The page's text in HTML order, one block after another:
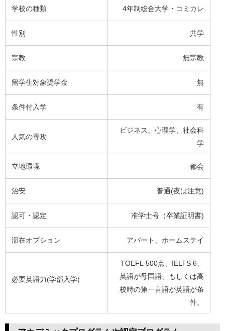
学校の種類 4年制総合大学・コミカレ
性別 共学
宗教 無宗教
留学生対象奨学金 無
条件付入学 有
人気の専攻
ビジネス、心理学、社会科
学
立地環境 都会
治安 普通(夜は注意)
認可・認定 准学士号（卒業証明書)
滞在オプション アパート、ホームステイ
必要英語力(学部入学)
TOEFL 500点、IELTS 6、
英語が母国語、もしくは高
校時の第一言語が英語が条
件。